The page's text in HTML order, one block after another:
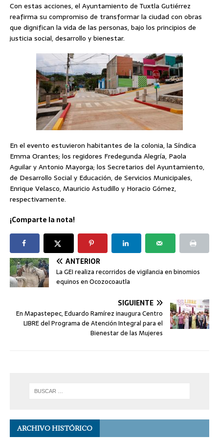
Con estas acciones, el Ayuntamiento de Tuxtla Gutiérrez
reafirma su compromiso de transformar la ciudad con obras
que dignifican la vida de las personas, bajo los principios de
justicia social, desarrollo y bienestar.
En el evento estuvieron habitantes de la colonia, la Síndica
Emma Orantes; los regidores Fredegunda Alegría, Paola
Aguilar y Antonio Mayorga; los Secretarios del Ayuntamiento,
de Desarrollo Social y Educación, de Servicios Municipales,
Enrique Velasco, Mauricio Astudillo y Horacio Gómez,
respectivamente.
¡Comparte la nota!
ANTERIOR
La GEI realiza recorridos de vigilancia en binomios
equinos en Ocozocoautla
SIGUIENTE
En Mapastepec, Eduardo Ramírez inaugura Centro
LIBRE del Programa de Atención Integral para el
Bienestar de las Mujeres
ARCHIVO HISTÓRICO